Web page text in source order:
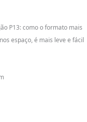
P13: como o formato mais
espaço, é mais leve e fácil